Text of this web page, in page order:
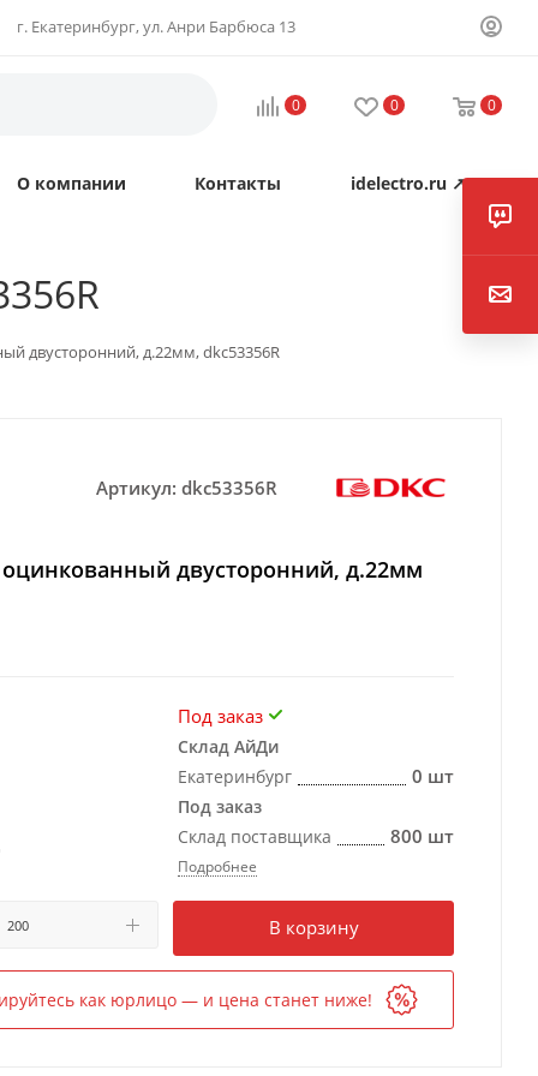
г. Екатеринбург, ул. Анри Барбюса 13
0 0 0
О компании Контакты idelectro.ru ↗
двусторонний, д.22мм, dkc53356R
Артикул: dkc53356R
двусторонний, д.22мм
Под заказ
Склад АйДи
Екатеринбург
0 шт
Под заказ
Склад поставщика
800 шт
Подробнее
В корзину
как юрлицо — и цена станет ниже!